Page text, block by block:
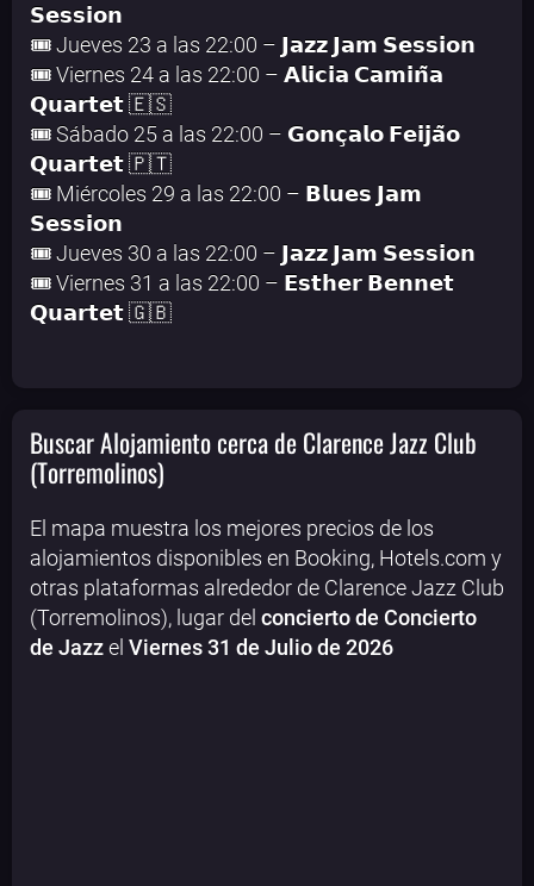
𝗦𝗲𝘀𝘀𝗶𝗼𝗻
🎟️ Jueves 23 a las 22:00 – 𝗝𝗮𝘇𝘇 𝗝𝗮𝗺 𝗦𝗲𝘀𝘀𝗶𝗼𝗻
🎟️ Viernes 24 a las 22:00 – 𝗔𝗹𝗶𝗰𝗶𝗮 𝗖𝗮𝗺𝗶𝗻̃𝗮
𝗤𝘂𝗮𝗿𝘁𝗲𝘁 🇪🇸
🎟️ Sábado 25 a las 22:00 – 𝗚𝗼𝗻𝗰̧𝗮𝗹𝗼 𝗙𝗲𝗶𝗷𝗮̃𝗼
𝗤𝘂𝗮𝗿𝘁𝗲𝘁 🇵🇹
🎟️ Miércoles 29 a las 22:00 – 𝗕𝗹𝘂𝗲𝘀 𝗝𝗮𝗺
𝗦𝗲𝘀𝘀𝗶𝗼𝗻
🎟️ Jueves 30 a las 22:00 – 𝗝𝗮𝘇𝘇 𝗝𝗮𝗺 𝗦𝗲𝘀𝘀𝗶𝗼𝗻
🎟️ Viernes 31 a las 22:00 – 𝗘𝘀𝘁𝗵𝗲𝗿 𝗕𝗲𝗻𝗻𝗲𝘁
𝗤𝘂𝗮𝗿𝘁𝗲𝘁 🇬🇧
Buscar Alojamiento cerca de Clarence Jazz Club
(Torremolinos)
El mapa muestra los mejores precios de los
alojamientos disponibles en Booking, Hotels.com y
otras plataformas alrededor de Clarence Jazz Club
(Torremolinos), lugar del concierto de Concierto
de Jazzel Viernes 31 de Julio de 2026